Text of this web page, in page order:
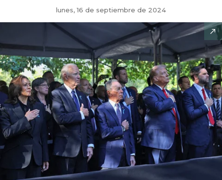
lunes, 16 de septiembre de 2024